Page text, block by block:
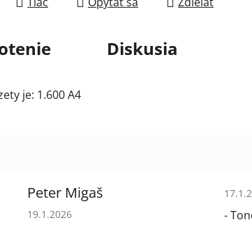
Diskusia
je: 1.600 A4
Peter Migaš
Hodnotenie obchodu je 5 z 5 hviezdičiek.
19.1.2026 -